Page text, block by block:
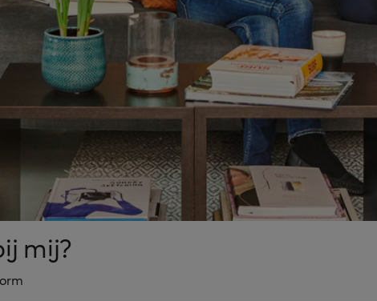
mij?